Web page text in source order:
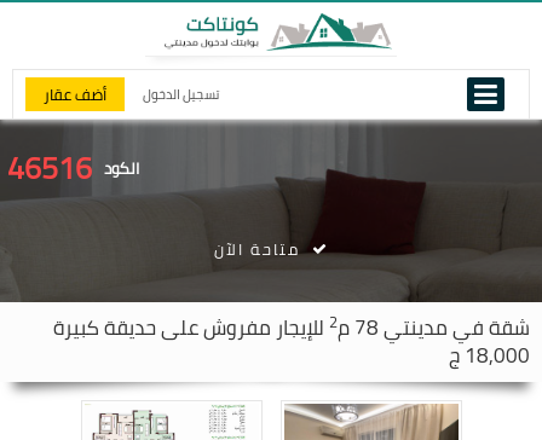
تسجيل الدخول أضف عقار
الكود 46516
شقة فيمدينتي 2 للإيجار مفروش على حديقة كبيرة
18,000 ج
متاحة الآن